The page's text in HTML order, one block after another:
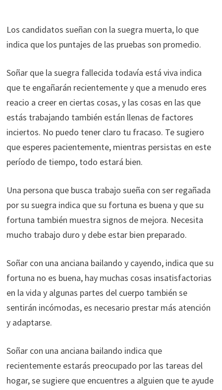
Los candidatos sueñan con la suegra muerta, lo que
indica que los puntajes de las pruebas son promedio.
Soñar que la suegra fallecida todavía está viva indica
que te engañarán recientemente y que a menudo eres
reacio a creer en ciertas cosas, y las cosas en las que
estás trabajando también están llenas de factores
inciertos. No puedo tener claro tu fracaso. Te sugiero
que esperes pacientemente, mientras persistas en este
período de tiempo, todo estará bien.
Una persona que busca trabajo sueña con ser regañada
por su suegra indica que su fortuna es buena y que su
fortuna también muestra signos de mejora. Necesita
mucho trabajo duro y debe estar bien preparado.
Soñar con una anciana bailando y cayendo, indica que su
fortuna no es buena, hay muchas cosas insatisfactorias
en la vida y algunas partes del cuerpo también se
sentirán incómodas, es necesario prestar más atención
y adaptarse.
Soñar con una anciana bailando indica que
recientemente estarás preocupado por las tareas del
hogar, se sugiere que encuentres a alguien que te ayude